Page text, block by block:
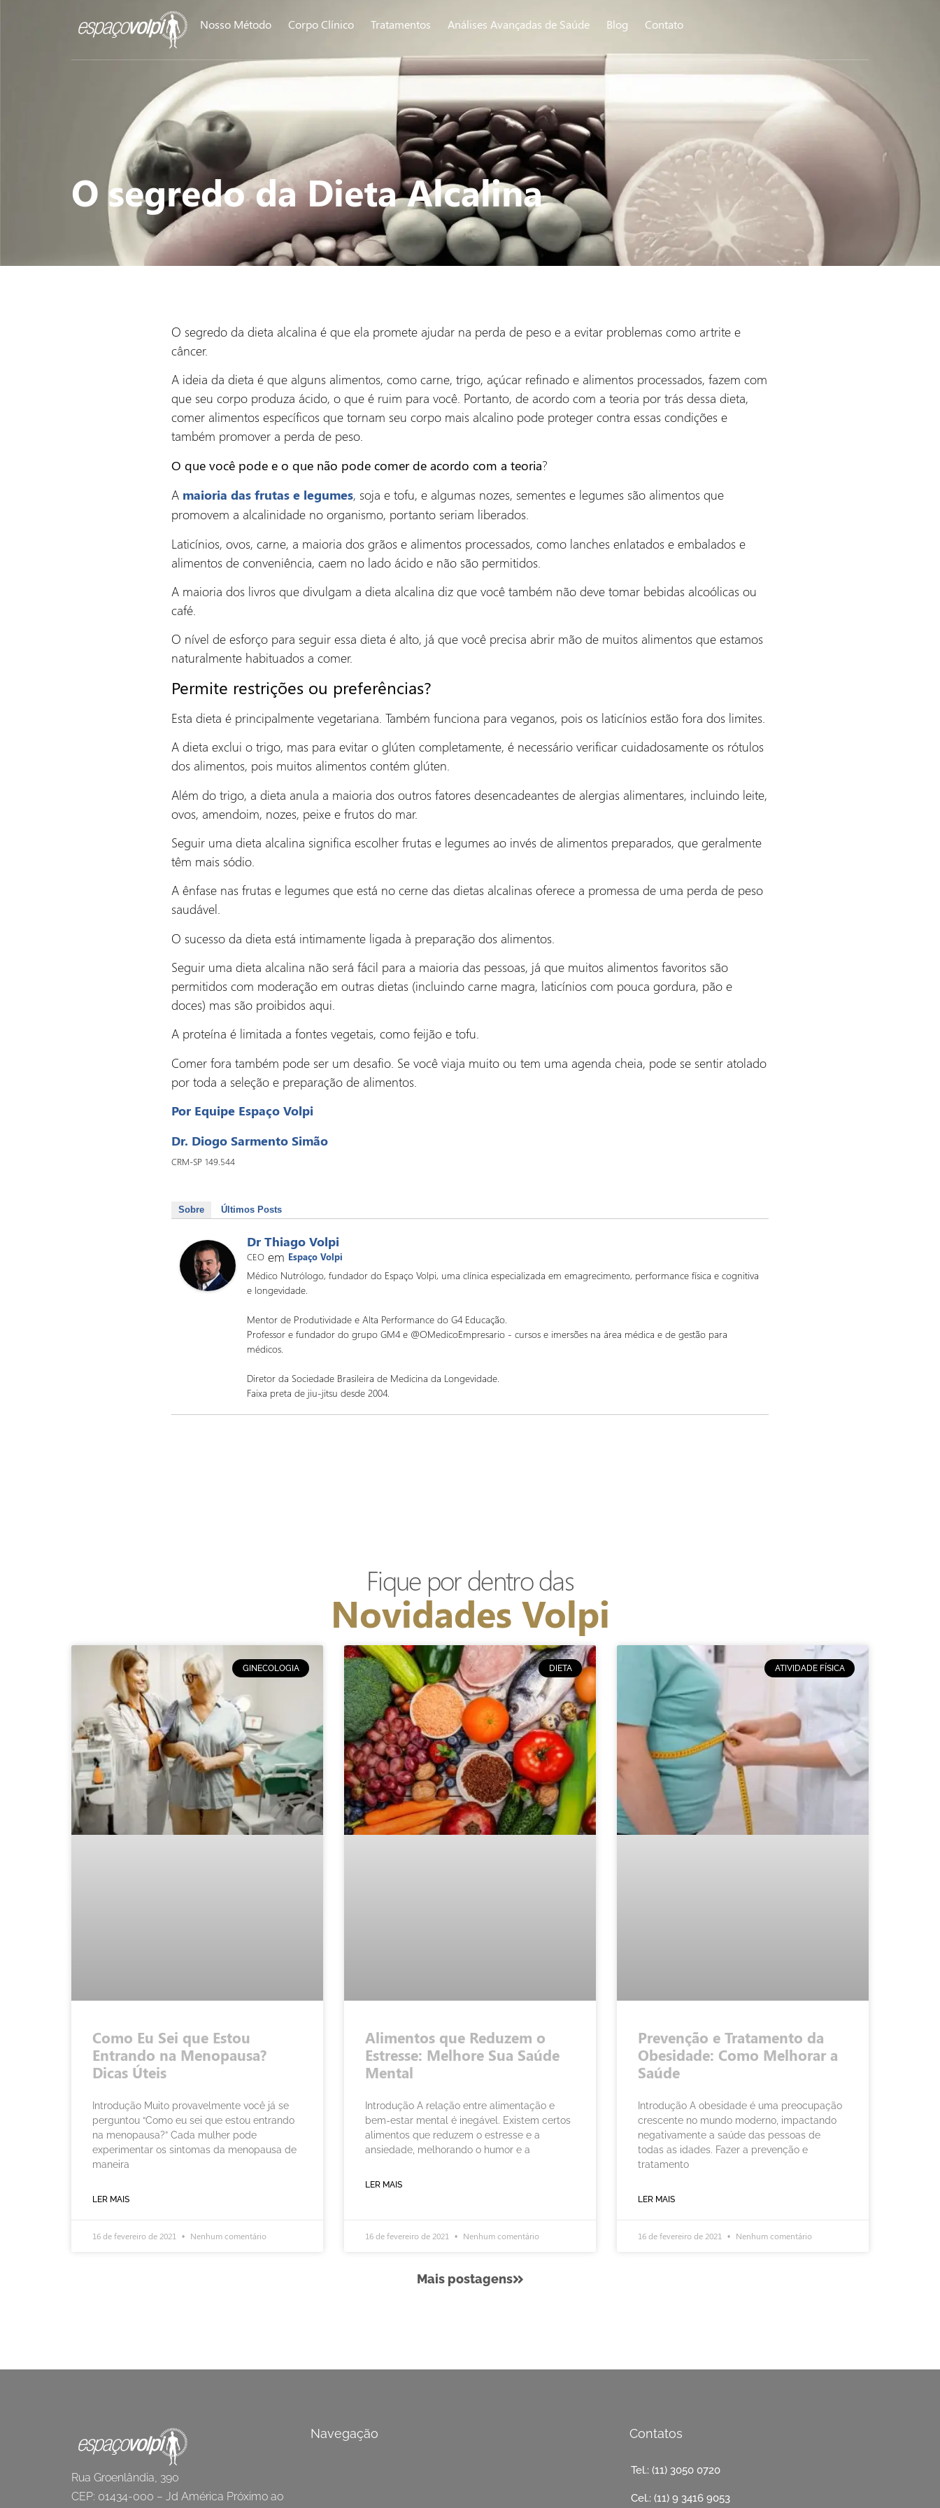
Nosso Método Corpo Clínico Tratamentos Análises Avançadas de Saúde Blog Contato
O segredo da Dieta Alcalina
O segredo da dieta alcalina é que ela promete ajudar na perda de peso e a evitar problemas como artrite e
câncer.
A ideia da dieta é que alguns alimentos, como carne, trigo, açúcar refinado e alimentos processados, fazem com
que seu corpo produza ácido, o que é ruim para você. Portanto, de acordo com a teoria por trás dessa dieta,
comer alimentos específicos que tornam seu corpo mais alcalino pode proteger contra essas condições e
também promover a perda de peso.
O que você pode e o que não pode comer de acordo com a teoria?
A maioria das frutas e legumes, soja e tofu, e algumas nozes, sementes e legumes são alimentos que
promovem a alcalinidade no organismo, portanto seriam liberados.
Laticínios, ovos, carne, a maioria dos grãos e alimentos processados, como lanches enlatados e embalados e
alimentos de conveniência, caem no lado ácido e não são permitidos.
A maioria dos livros que divulgam a dieta alcalina diz que você também não deve tomar bebidas alcoólicas ou
café.
O nível de esforço para seguir essa dieta é alto, já que você precisa abrir mão de muitos alimentos que estamos
naturalmente habituados a comer.
Permite restrições ou preferências?
Esta dieta é principalmente vegetariana. Também funciona para veganos, pois os laticínios estão fora dos limites.
A dieta exclui o trigo, mas para evitar o glúten completamente, é necessário verificar cuidadosamente os rótulos
dos alimentos, pois muitos alimentos contém glúten.
Além do trigo, a dieta anula a maioria dos outros fatores desencadeantes de alergias alimentares, incluindo leite,
ovos, amendoim, nozes, peixe e frutos do mar.
Seguir uma dieta alcalina significa escolher frutas e legumes ao invés de alimentos preparados, que geralmente
têm mais sódio.
A ênfase nas frutas e legumes que está no cerne das dietas alcalinas oferece a promessa de uma perda de peso
saudável.
O sucesso da dieta está intimamente ligada à preparação dos alimentos.
Seguir uma dieta alcalina não será fácil para a maioria das pessoas, já que muitos alimentos favoritos são
permitidos com moderação em outras dietas (incluindo carne magra, laticínios com pouca gordura, pão e
doces) mas são proibidos aqui.
A proteína é limitada a fontes vegetais, como feijão e tofu.
Comer fora também pode ser um desafio. Se você viaja muito ou tem uma agenda cheia, pode se sentir atolado
por toda a seleção e preparação de alimentos.
Por Equipe Espaço Volpi
Dr. Diogo Sarmento Simão
CRM-SP 149.544
Sobre Últimos Posts
Dr Thiago Volpi
CEO em Espaço Volpi
Médico Nutrólogo, fundador do Espaço Volpi, uma clínica especializada em emagrecimento, performance física e cognitiva
e longevidade.
Mentor de Produtividade e Alta Performance do G4 Educação.
Professor e fundador do grupo GM4 e @OMedicoEmpresario - cursos e imersões na área médica e de gestão para
médicos.
Diretor da Sociedade Brasileira de Medicina da Longevidade.
Faixa preta de jiu-jitsu desde 2004.
Fique por dentro das
Novidades Volpi
GINECOLOGIA
Como Eu Sei que Estou
Entrando na Menopausa?
Dicas Úteis
Introdução Muito provavelmente você já se
perguntou “Como eu sei que estou entrando
na menopausa?” Cada mulher pode
experimentar os sintomas da menopausa de
maneira
LER MAIS
16 de fevereiro de 2021 Nenhum comentário
DIETA
Alimentos que Reduzem o
Estresse: Melhore Sua Saúde
Mental
Introdução A relação entre alimentação e
bem-estar mental é inegável. Existem certos
alimentos que reduzem o estresse e a
ansiedade, melhorando o humor e a
LER MAIS
16 de fevereiro de 2021 Nenhum comentário
ATIVIDADE FÍSICA
Prevenção e Tratamento da
Obesidade: Como Melhorar a
Saúde
Introdução A obesidade é uma preocupação
crescente no mundo moderno, impactando
negativamente a saúde das pessoas de
todas as idades. Fazer a prevenção e
tratamento
LER MAIS
16 de fevereiro de 2021 Nenhum comentário
Mais postagens
Rua Groenlândia, 390
CEP: 01434-000 – Jd América Próximo ao
Navegação Contatos
Tel.: (11) 3050 0720
Cel.: (11) 9 3416 9053